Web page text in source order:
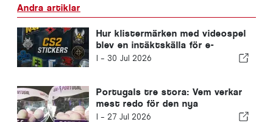
Andra artiklar
Hur klistermärken med videospel
blev en intäktskälla för e-
sportlag
I - 30 Jul 2026
Portugals tre stora: Vem verkar
mest redo för den nya
säsongen?
I - 27 Jul 2026